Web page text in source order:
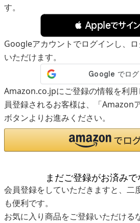
す。
 Appleでサイ
Googleアカウントでログインし、
いただけます。
Amazon.co.jpにご登録の情報を利
員登録されるお客様は、「Amazon
ボタンよりお進みください。
まだご登録がお済み
会員登録をしていただきますと、二
も便利です。
お気に入り商品をご登録いただける